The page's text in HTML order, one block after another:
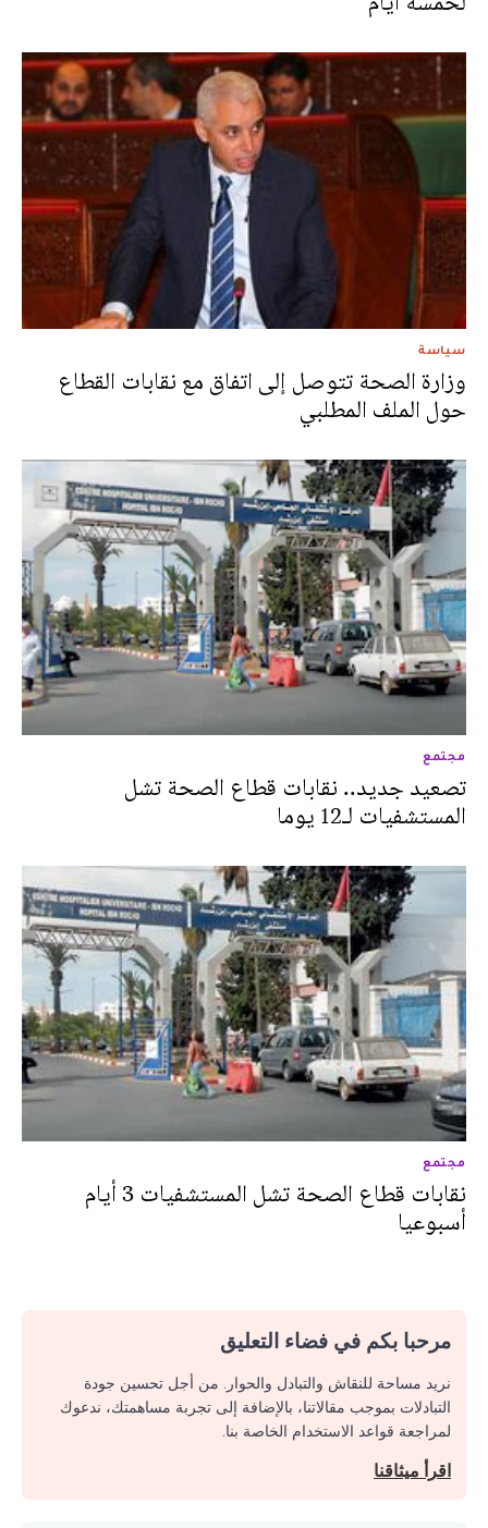
سياسة
وزارة الصحة تتوصل إلى اتفاق مع نقابات القطاع
حول الملف المطلبي
مجتمع
تصعيد جديد.. نقابات قطاع الصحة تشل
المستشفيات لـ12 يوما
مجتمع
نقابات قطاع الصحة تشل المستشفيات 3 أيام
أسبوعيا
مرحبا بكم في فضاء التعليق
نريد مساحة للنقاش والتبادل والحوار. من أجل تحسين جودة
التبادلات بموجب مقالاتنا، بالإضافة إلى تجربة مساهمتك، ندعوك
لمراجعة قواعد الاستخدام الخاصة بنا.
اقرأ ميثاقنا